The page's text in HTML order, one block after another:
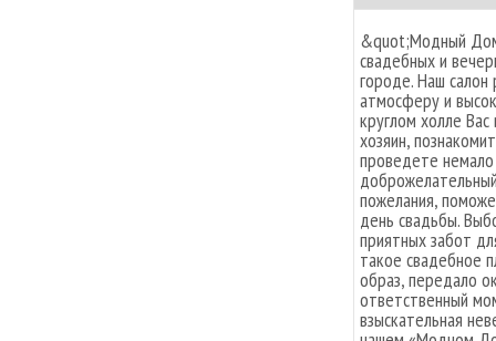
&quot;Модный
свадебных и
городе. Наш салон
атмосферу и
круглом холле
хозяин,
проведете
пожелания,
день свадьбы.
приятных забот
такое свадебное
образ, передало
ответственный
взыскательная